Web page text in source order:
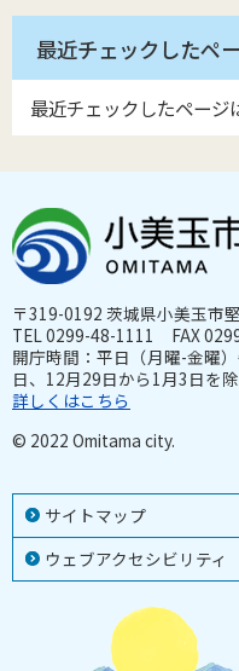
最近チェックしたペ
最近チェックしたページ
サイトマップ
ウェブアクセシビリティ
〒319-0192 茨城県小美玉市
TEL 0299-48-1111 FAX
開庁時間：平日（月曜-金曜
日、12月29日から1月3日を
詳しくはこちら
© 2022 Omitama city.